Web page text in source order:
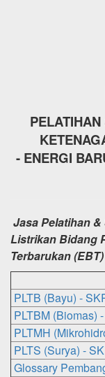
PELATIHAN
- ENERGI
Jasa Pelatihan
Listrikan Bidang
Terbarukan
PLTB (Bayu) -
PLTBM (Biomas)
PLTMH
PLTS (Surya) -
Glossary